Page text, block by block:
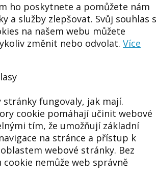
ho poskytnete a pomůžete nám
a služby zlepšovat. Svůj souhlas s
na našem webu můžete
změnit nebo odvolat. Více
stránky fungovaly, jak mají.
cookie pomáhají učinit webové
tím, že umožňují základní
na stránce a přístup k
webové stránky. Bez
nemůže web správně